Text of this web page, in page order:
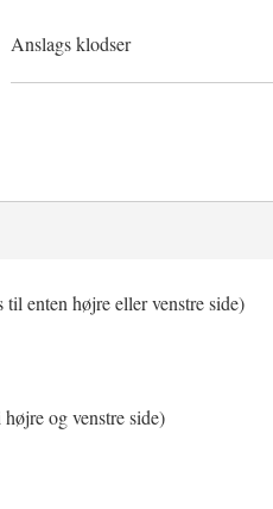
Anslags klodser
enten højre eller venstre side)
og venstre side)